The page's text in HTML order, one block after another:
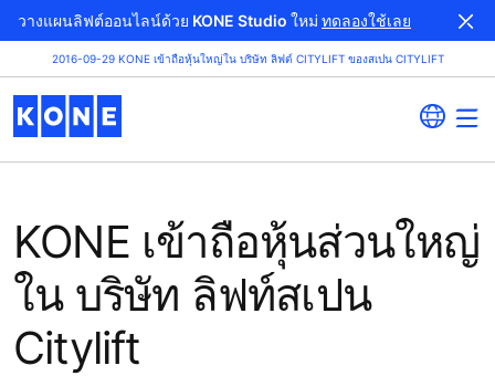
วางแผนลิฟต์ออนไลน์ด้วย KONE Studio ใหม่ ทดลองใช้เลย
2016-09-29 KONE เข้าถือหุ้นใหญ่ใน บริษัท ลิฟต์ CITYLIFT ของสเปน CITYLIFT
KONE เข้าถือหุ้นส่วนใหญ่
ใน บริษัท ลิฟท์สเปน
Citylift